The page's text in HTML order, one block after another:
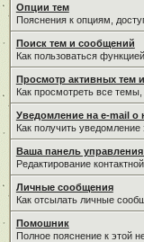
Опции тем
Пояснения к опциям,
Поиск тем и сообщений
Как пользоваться
Просмотр активных тем
Как просмотреть все
Уведомление на е-mail
Как получить
Ваша панель
Редактирование
Личные сообщения
Как отсылать личные
Помошник
Полное пояснение к этой